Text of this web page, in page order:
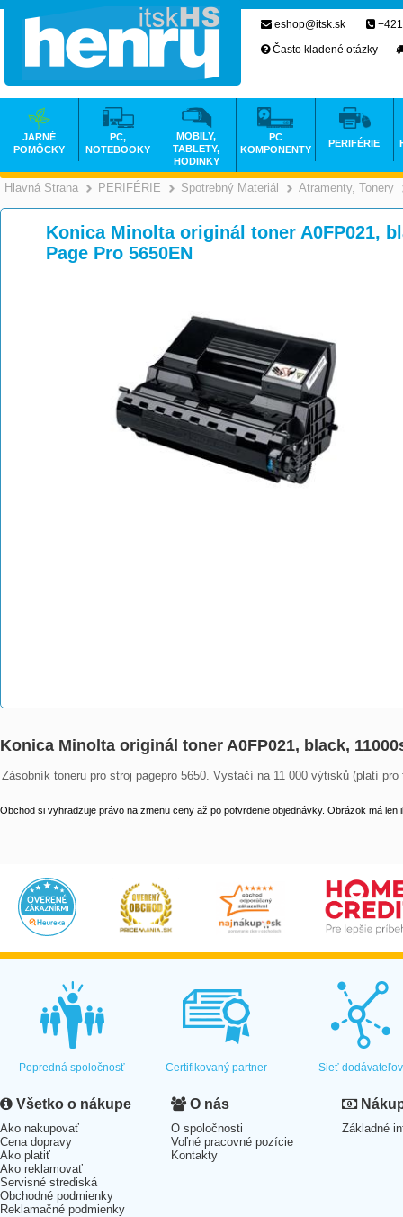
Hlavná Strana >
PERIFÉRIE >
Spotrebný Materiál >
Atramenty, Tonery
Konica Minolta originál toner A0FP021,
Page Pro 5650EN
Konica Minolta originál toner A0FP021, black,
Zásobník toneru pro stroj pagepro 5650. Vystačí na 11 000 výtisků (platí
Obchod si vyhradzuje právo na zmenu ceny až po potvrdenie objednávky. Obrázok má len
eshop@itsk.sk
Často kladené otázky
JARNÉ
POMÔCKY
PC,
NOTEBOOKY
MOBILY,
TABLETY,
HODINKY
PC
KOMPONENTY
PERIFÉRIE
Popredná spoločnosť Certifikovaný partner Sieť dodávateľov
Všetko o nákupe
Ako nakupovať
Cena dopravy
Ako platiť
Ako reklamovať
Servisné strediská
Obchodné podmienky
Reklamačné podmienky
O nás
O spoločnosti
Voľné pracovné pozície
Kontakty
Základné